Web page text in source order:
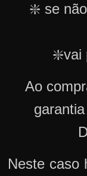
❇️ se
❇️vai
Ao
Neste caso